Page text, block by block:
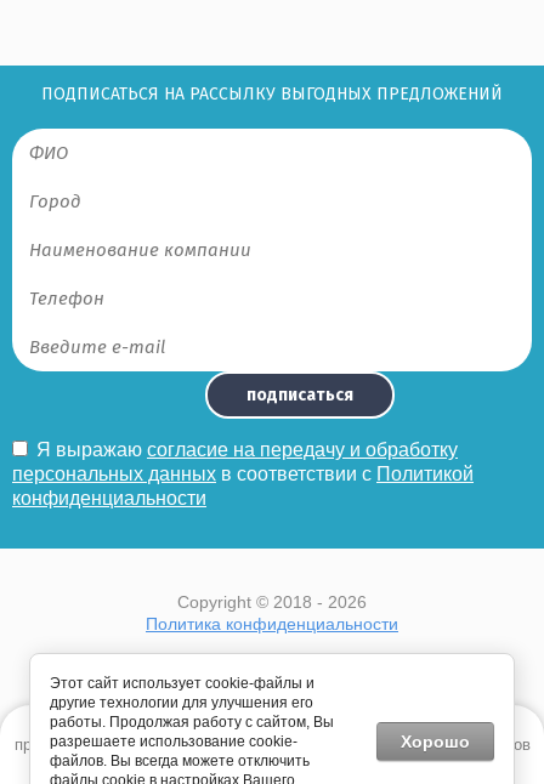
ПОДПИСАТЬСЯ НА РАССЫЛКУ ВЫГОДНЫХ ПРЕДЛОЖЕНИЙ
Я выражаю согласие на передачу и обработку
персональных данных в соответствии с Политикой
конфиденциальности
подписаться
Copyright © 2018 - 2026
Политика конфиденциальности
Этот сайт использует файлы cookie и метаданные. Продолжая
просматривать его, вы соглашаетесь на использование нами файлов
cookie и метаданных в соответствии сПолитикой
Этот сайт использует cookie-файлы и
другие технологии для улучшения его
работы. Продолжая работу с сайтом, Вы
разрешаете использование cookie-
файлов. Вы всегда можете отключить
файлы cookie в настройках Вашего
Хорошо